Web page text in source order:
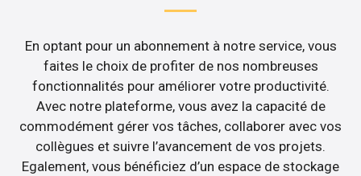
En optant pour un abonnement à notre service, vous
faites le choix de profiter de nos nombreuses
fonctionnalités pour améliorer votre productivité.
Avec notre plateforme, vous avez la capacité de
commodément gérer vos tâches, collaborer avec vos
collègues et suivre l’avancement de vos projets.
Egalement, vous bénéficiez d’un espace de stockage